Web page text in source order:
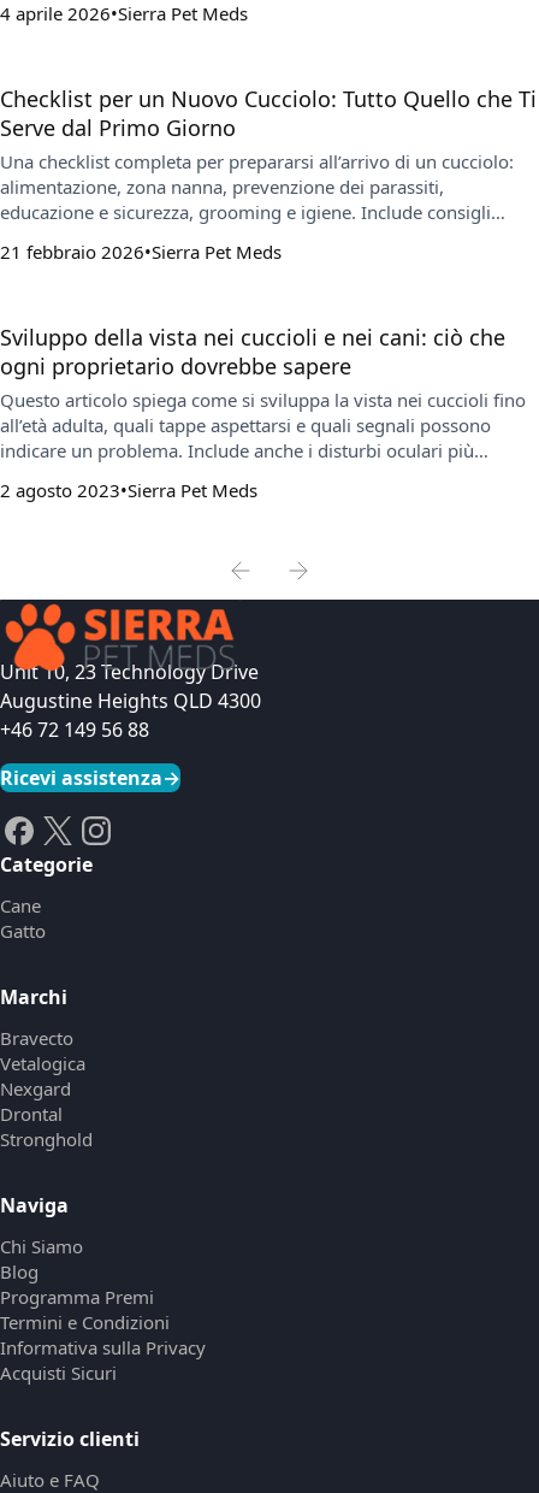
comuni da evitare.
4 aprile 2026 Sierra Pet Meds
Checklist per un Nuovo Cucciolo: Tutto Quello che Ti
Serve dal Primo Giorno
Una checklist completa per prepararsi all’arrivo di un cucciolo:
alimentazione, zona nanna, prevenzione dei parassiti,
educazione e sicurezza, grooming e igiene. Include consigli
comuni per partire con il piede giusto.
21 febbraio 2026 Sierra Pet Meds
Sviluppo della vista nei cuccioli e nei cani: ciò che
ogni proprietario dovrebbe sapere
Questo articolo spiega come si sviluppa la vista nei cuccioli fino
all’età adulta, quali tappe aspettarsi e quali segnali possono
indicare un problema. Include anche i disturbi oculari più
cane.
2 agosto 2023 Sierra Pet Meds
Unit 10, 23 Technology Drive
Augustine Heights QLD 4300
+46 72 149 56 88
Ricevi assistenza→
Categorie
Cane
Gatto
Marchi
Bravecto
Vetalogica
Nexgard
Drontal
Stronghold
Naviga
Chi Siamo
Blog
Programma Premi
Termini e Condizioni
Informativa sulla Privacy
Acquisti Sicuri
Servizio clienti
Aiuto e FAQ